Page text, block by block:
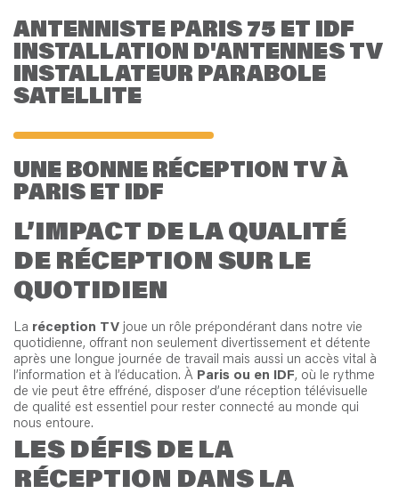
ANTENNISTE PARIS 75 ET IDF
INSTALLATION D'ANTENNES TV
INSTALLATEUR PARABOLE
SATELLITE
UNE BONNE RÉCEPTION TV À
PARIS ET IDF
L’IMPACT DE LA QUALITÉ
DE RÉCEPTION SUR LE
QUOTIDIEN
La réception TV joue un rôle prépondérant dans notre vie
quotidienne, offrant non seulement divertissement et détente
après une longue journée de travail mais aussi un accès vital à
l’information et à l’éducation. À Paris ou en IDF, où le rythme
de vie peut être effréné, disposer d’une réception télévisuelle
de qualité est essentiel pour rester connecté au monde qui
nous entoure.
LES DÉFIS DE LA
RÉCEPTION DANS LA